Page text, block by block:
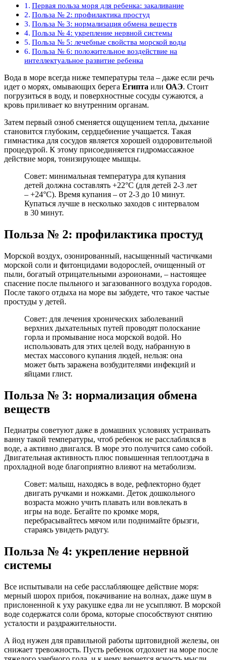
Первая польза моря для ребенка: закаливание
Польза № 2: профилактика простуд
Польза № 3: нормализация обмена веществ
Польза № 4: укрепление нервной системы
Польза № 5: лечебные свойства морской воды
Польза № 6: положительное воздействие на
интеллектуальное развитие ребенка
Вода в море всегда ниже температуры тела – даже если речь
идет о морях, омывающих берега Египта или ОАЭ. Стоит
погрузиться в воду, и поверхностные сосуды сужаются, а
кровь приливает ко внутренним органам.
Затем первый озноб сменяется ощущением тепла, дыхание
становится глубоким, сердцебиение учащается. Такая
гимнастика для сосудов является хорошей оздоровительной
процедурой. К этому присоединяется гидромассажное
действие моря, тонизирующее мышцы.
Совет: минимальная температура для купания
детей должна составлять +22°С (для детей 2-3 лет
– +24°С). Время купания – от 2-3 до 10 минут.
Купаться лучше в несколько заходов с интервалом
в 30 минут.
Польза № 2: профилактика простуд
Морской воздух, озонированный, насыщенный частичками
морской соли и фитонцидами водорослей, очищенный от
пыли, богатый отрицательными аэроионами, – настоящее
спасение после пыльного и загазованного воздуха городов.
После такого отдыха на море вы забудете, что такое частые
простуды у детей.
Совет: для лечения хронических заболеваний
верхних дыхательных путей проводят полоскание
горла и промывание носа морской водой. Но
использовать для этих целей воду, набранную в
местах массового купания людей, нельзя: она
может быть заражена возбудителями инфекций и
яйцами глист.
Польза № 3: нормализация обмена
веществ
Педиатры советуют даже в домашних условиях устраивать
ванну такой температуры, чтоб ребенок не расслаблялся в
воде, а активно двигался. В море это получится само собой.
Двигательная активность плюс повышенная теплоотдача в
прохладной воде благоприятно влияют на метаболизм.
Совет: малыш, находясь в воде, рефлекторно будет
двигать ручками и ножками. Деток дошкольного
возраста можно учить плавать или вовлекать в
игры на воде. Бегайте по кромке моря,
перебрасывайтесь мячом или поднимайте брызги,
стараясь увидеть радугу.
Польза № 4: укрепление нервной
системы
Все испытывали на себе расслабляющее действие моря:
мерный шорох прибоя, покачивание на волнах, даже шум в
прислоненной к уху ракушке едва ли не усыпляют. В морской
воде содержатся соли брома, которые способствуют снятию
усталости и раздражительности.
А йод нужен для правильной работы щитовидной железы, он
снижает тревожность. Пусть ребенок отдохнет на море после